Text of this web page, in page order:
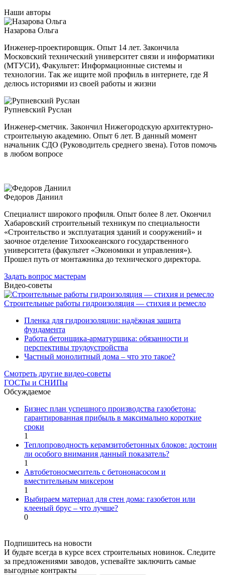
Наши авторы
Назарова Ольга
Инженер-проектировщик. Опыт 14 лет. Закончила
Московский технический университет связи и информатики
(МТУСИ), Факультет: Информационные системы и
технологии. Так же ищите мой профиль в интернете, где Я
делюсь историями из своей работы и жизни
Рупневский Руслан
Инженер-сметчик. Закончил Нижегородскую архитектурно-
строительную академию. Опыт 6 лет. В данный момент
начальник СДО (Руководитель среднего звена). Готов помочь
в любом вопросе
Федоров Даниил
Специалист широкого профиля. Опыт более 8 лет. Окончил
Хабаровский строительный техникум по специальности
«Строительство и эксплуатация зданий и сооружений» и
заочное отделение Тихоокеанского государственного
университета (факультет «Экономики и управления»).
Прошел путь от монтажника до технического директора.
Задать вопрос мастерам
Видео-советы
Строительные работы гидроизоляция — стихия и ремесло
Пленка для гидроизоляции: надёжная защита
фундамента
Работа бетонщика-арматурщика: обязанности и
перспективы трудоустройства
Частный монолитный дома – что это такое?
Смотреть другие видео-советы
ГОСТы и СНИПы
Обсуждаемое
Бизнес план успешного производства газобетона:
гарантированная прибыль в максимально короткие
сроки
1
Теплопроводность керамзитобетонных блоков: достоин
ли особого внимания данный показатель?
1
Автобетоносмеситель с бетононасосом и
вместительным миксером
1
Выбираем материал для стен дома: газобетон или
клееный брус – что лучше?
0
Подпишитесь на новости
И будьте всегда в курсе всех строительных новинок. Следите
за предложениями заводов, успевайте заключить самые
выгодные контракты